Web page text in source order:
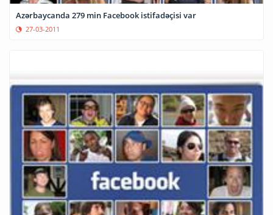
Azərbaycanda 279 min Facebook istifadəçisi var
27-03-2011